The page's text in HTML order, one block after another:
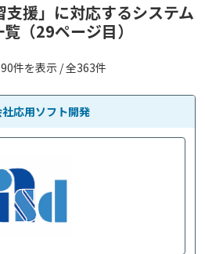
支援」に対応するシステム
（29ページ目）
件を表示 / 全363件
応用ソフト開発